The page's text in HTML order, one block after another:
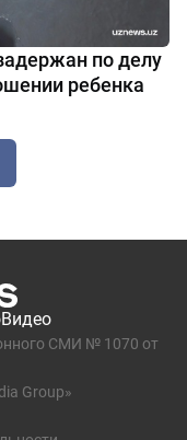
по делу
ребенка
Видео
СМИ № 1070 от
Group»